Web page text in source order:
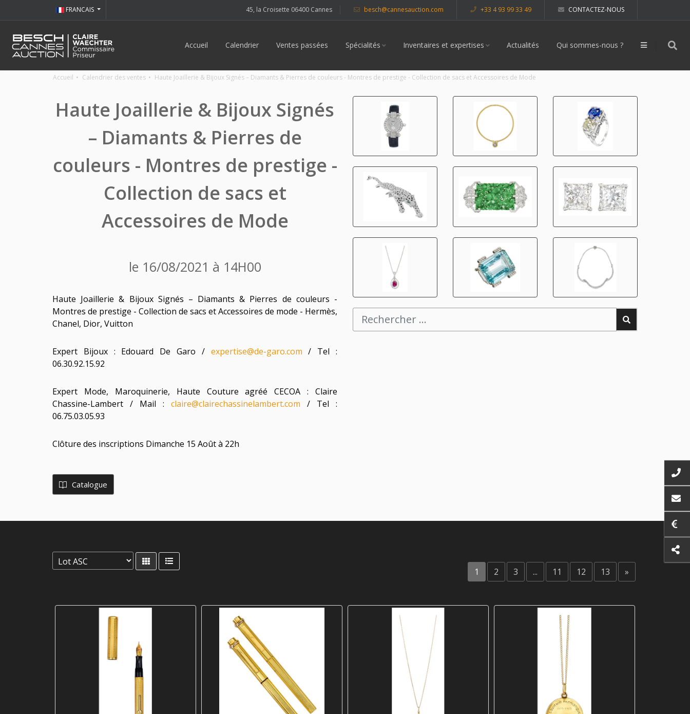
45, la Croisette 06400 Cannes besch@cannesauction.com +33 4 93 99 33 49 CONTACTEZ-NOUS
FRANCAIS
Accueil Calendrier Ventes passées Spécialités Inventaires et expertises Actualités Qui sommes-nous ?
Accueil Calendrier des ventes Haute Joaillerie & Bijoux Signés – Diamants & Pierres de couleurs - Montres de prestige - Collection de sacs et Accessoires de Mode
Haute Joaillerie & Bijoux Signés
– Diamants & Pierres de
couleurs - Montres de prestige -
Collection de sacs et
Accessoires de Mode
le 16/08/2021 à 14H00
Haute Joaillerie & Bijoux Signés – Diamants & Pierres de couleurs -
Montres de prestige - Collection de sacs et Accessoires de mode - Hermès,
Chanel, Dior, Vuitton
Expert Bijoux : Edouard De Garo / expertise@de-garo.com / Tel :
06.30.92.15.92
Expert Mode, Maroquinerie, Haute Couture agréé CECOA : Claire
Chassine-Lambert / Mail : claire@clairechassinelambert.com / Tel :
06.75.03.05.93
Clôture des inscriptions Dimanche 15 Août à 22h
Catalogue
1 2 3 ... 11 12 13 »